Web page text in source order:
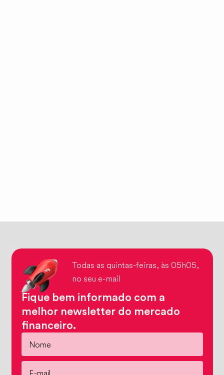
Todas as quintas-feiras, às 05h05,
no seu e-mail
Fique bem informado com a
melhor newsletter do mercado
financeiro.